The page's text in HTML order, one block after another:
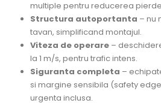
multiple pentru reducerea
Structura autoportanta – nu
tavan, simplificand montajul.
Viteza de operare–
la 1 m/s, pentru trafic intens.
Siguranta completa –
si margine sensibila (safety
urgenta inclusa.